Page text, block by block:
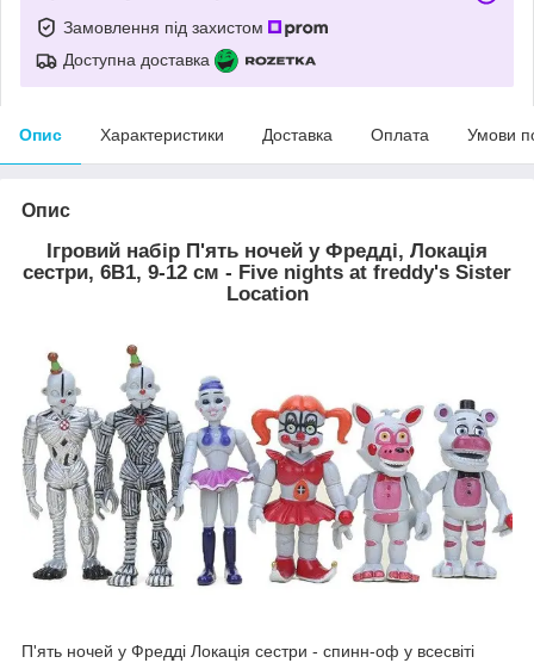
Замовлення під захистом
Доступна доставка
Опис Характеристики Доставка Оплата Умови
Опис
Ігровий набір П'ять ночей у Фредді, Локація
сестри, 6В1, 9-12 см - Five nights at freddy's Sister
Location
П'ять ночей у Фредді Локація сестри - спинн-оф у всесвіті